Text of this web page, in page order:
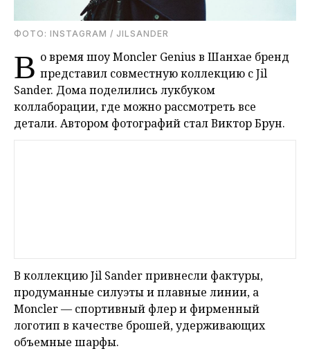
ФОТО: INSTAGRAM / JILSANDER
В о время шоу Moncler Genius в Шанхае бренд
представил совместную коллекцию с Jil
Sander. Дома поделились лукбуком
коллаборации, где можно рассмотреть все
детали. Автором фотографий стал Виктор Брун.
В коллекцию Jil Sander привнесли фактуры,
продуманные силуэты и плавные линии, а
Moncler — спортивный флер и фирменный
логотип в качестве брошей, удерживающих
объемные шарфы.